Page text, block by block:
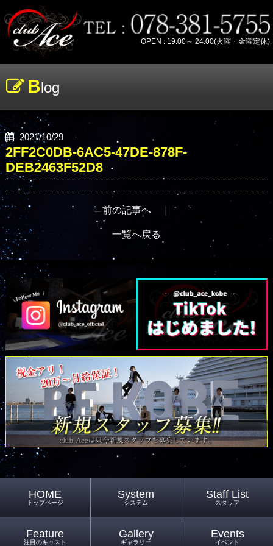
OPEN : 19:00～ 24:00(火曜・金曜定休)
Blog
2021/10/29
2FF2C0DB-6AC5-47DE-878F-
DEB2463F52D8
←前の記事へ ｜
一覧へ戻る
HOME
トップページ
System
システム
Staff List
スタッフ
Feature
注目のキャスト
Gallery
ギャラリー
Events
イベント